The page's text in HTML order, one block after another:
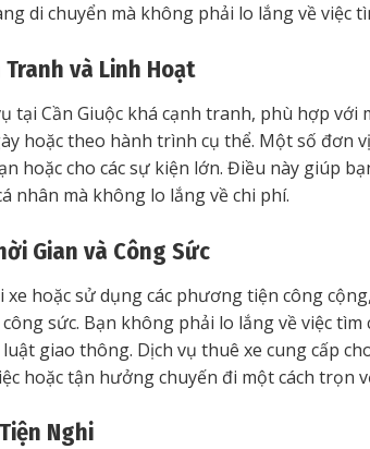
di chuyển mà không phải lo lắng về việc
Tranh và Linh Hoạt
tại Cần Giuộc khá cạnh tranh, phù hợp với
hoặc theo hành trình cụ thể. Một số đơn
hoặc cho các sự kiện lớn. Điều này giúp
nhân mà không lo lắng về chi phí.
Gian và Công Sức
xe hoặc sử dụng các phương tiện công
sức. Bạn không phải lo lắng về việc
giao thông. Dịch vụ thuê xe cung cấp
hoặc tận hưởng chuyến đi một cách trọn
Nghi